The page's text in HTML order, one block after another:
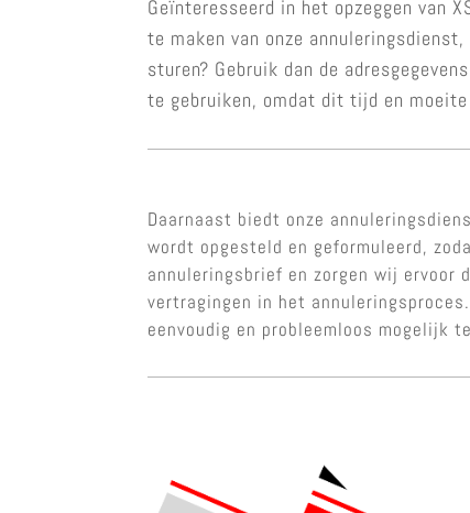
Geïnteresseerd in het opzeggen van
te maken van onze
sturen? Gebruik dan de
te gebruiken, omdat dit tijd en
Daarnaast biedt onze
wordt opgesteld en geformuleerd,
annuleringsbrief en zorgen wij
vertragingen in het
eenvoudig en probleemloos mogelijk